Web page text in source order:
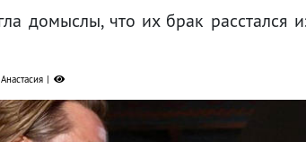
домыслы, что их брак расстался